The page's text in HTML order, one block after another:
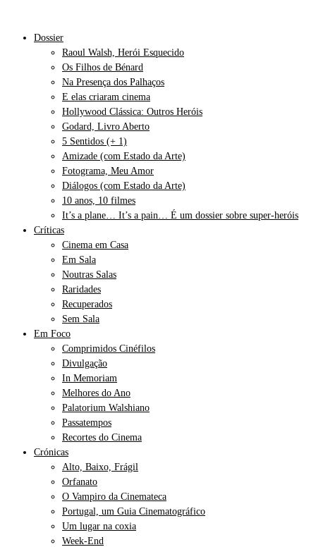
Dossier
Raoul Walsh, Herói Esquecido
Os Filhos de Bénard
Na Presença dos Palhaços
E elas criaram cinema
Hollywood Clássica: Outros Heróis
Godard, Livro Aberto
5 Sentidos (+ 1)
Amizade (com Estado da Arte)
Fotograma, Meu Amor
Diálogos (com Estado da Arte)
10 anos, 10 filmes
It’s a plane… It’s a pain… É um dossier sobre super-heróis
Críticas
Cinema em Casa
Em Sala
Noutras Salas
Raridades
Recuperados
Sem Sala
Em Foco
Comprimidos Cinéfilos
Divulgação
In Memoriam
Melhores do Ano
Palatorium Walshiano
Passatempos
Recortes do Cinema
Crónicas
Alto, Baixo, Frágil
Orfanato
O Vampiro da Cinemateca
Portugal, um Guia Cinematográfico
Um lugar na coxia
Week-End